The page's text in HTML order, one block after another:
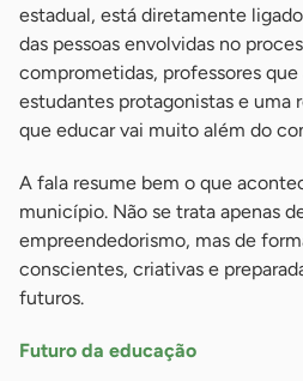
estadual, está diretamente
das pessoas envolvidas no
comprometidas, professores
estudantes protagonistas e uma
que educar vai muito além do
A fala resume bem o que
município. Não se trata apenas
empreendedorismo, mas de
conscientes, criativas e
futuros.
Futuro da educação